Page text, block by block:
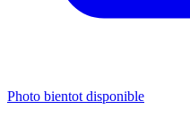
Photo bientot disponible